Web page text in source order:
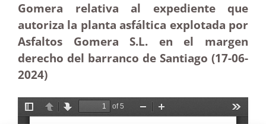
Gomera relativa al expediente que
autoriza la planta asfáltica explotada por
Asfaltos Gomera S.L. en el margen
derecho del barranco de Santiago (17-06-
2024)